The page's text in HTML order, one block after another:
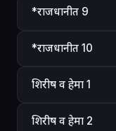
*राजधानीत 9
*राजधानीत 10
शिरीष व हेमा 1
शिरीष व हेमा 2